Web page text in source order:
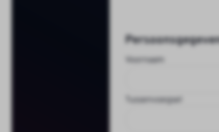
Voornaam
Tussenvoegsel